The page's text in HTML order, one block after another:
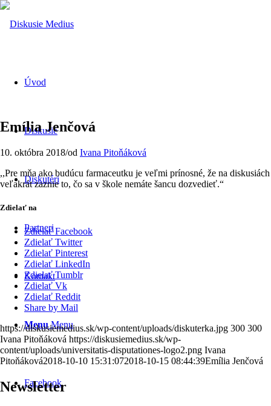
Úvod
Diskusie
Diskutéri
Partneri
Kontakt
Menu Menu
Facebook
Emília Jenčová
10. októbra 2018/od Ivana Pitoňáková
,,Pre mňa ako budúcu farmaceutku je veľmi prínosné, že na diskusiách
veľakrát zaznie to, čo sa v škole nemáte šancu dozvedieť.“
Zdielať na
Zdielať Facebook
Zdielať Twitter
Zdielať Pinterest
Zdielať LinkedIn
Zdielať Tumblr
Zdielať Vk
Zdielať Reddit
Share by Mail
https://diskusiemedius.sk/wp-content/uploads/diskuterka.jpg 300 300
Ivana Pitoňáková https://diskusiemedius.sk/wp-
content/uploads/universitatis-disputationes-logo2.png Ivana
Pitoňáková2018-10-10 15:31:072018-10-15 08:44:39Emília Jenčová
Newsletter